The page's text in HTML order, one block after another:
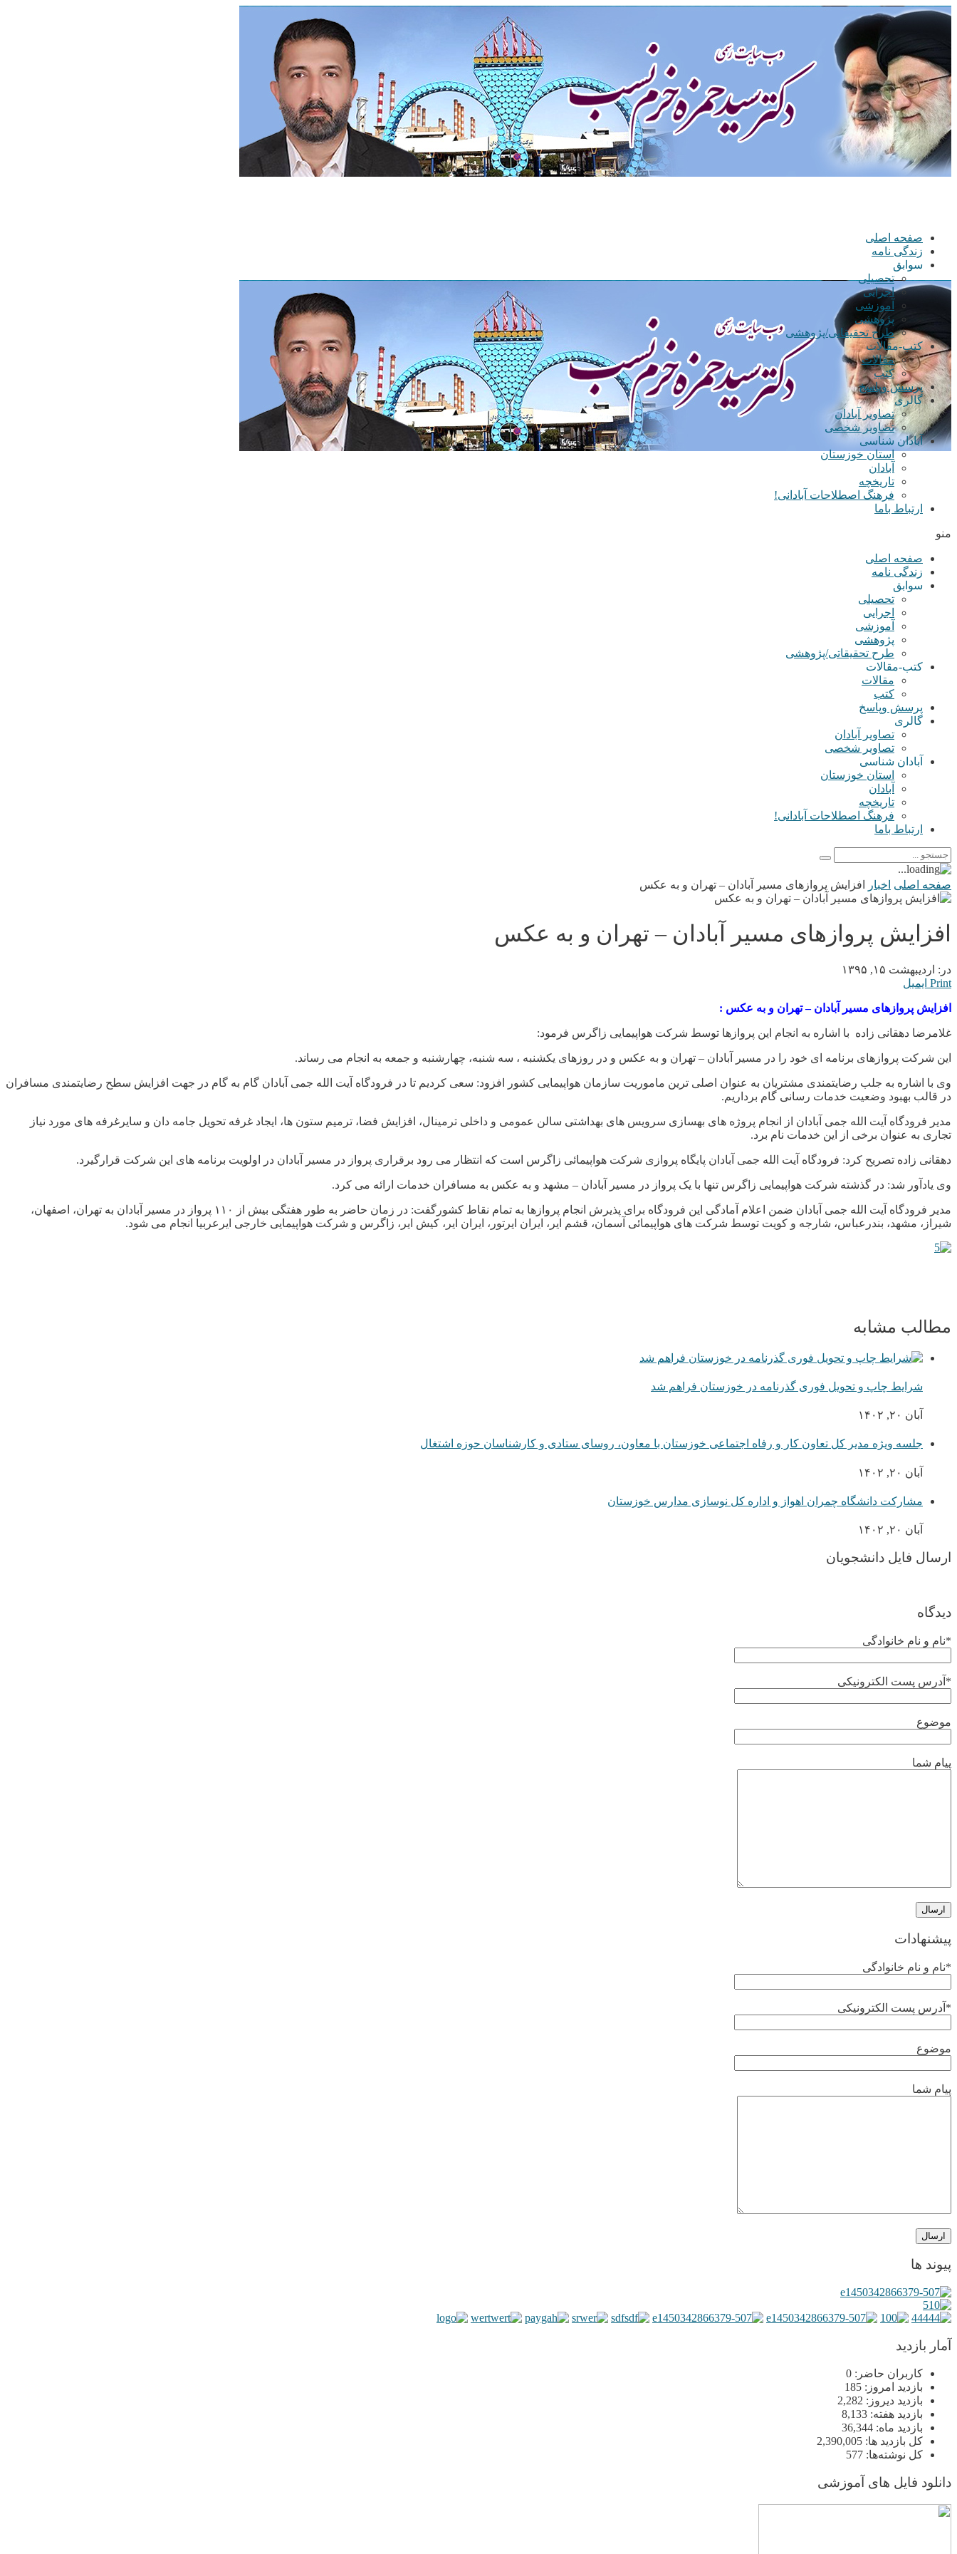
صفحه اصلی
زندگی نامه
سوابق
تحصیلی
اجرایی
آموزشی
پژوهشی
طرح تحقیقاتی/پژوهشی
کتب-مقالات
مقالات
کتب
پرسش وپاسخ
گالری
تصاویر آبادان
تصاویر شخصی
آبادان شناسی
استان خوزستان
آبادان
تاریخچه
فرهنگ اصطلاحات آبادانی!
ارتباط باما
منو
صفحه اصلی
زندگی نامه
سوابق
تحصیلی
اجرایی
آموزشی
پژوهشی
طرح تحقیقاتی/پژوهشی
کتب-مقالات
مقالات
کتب
پرسش وپاسخ
گالری
تصاویر آبادان
تصاویر شخصی
آبادان شناسی
استان خوزستان
آبادان
تاریخچه
فرهنگ اصطلاحات آبادانی!
ارتباط باما
صفحه اصلی اخبار افزایش پروازهای مسیر آبادان – تهران و به عکس
افزایش پروازهای مسیر آبادان – تهران و به عکس
در: اردیبهشت ۱۵, ۱۳۹۵
Print ایمیل
افزایش پروازهای مسیر آبادان – تهران و به عکس :
غلامرضا دهقانی زاده با اشاره به انجام این پروازها توسط شرکت هواپیمایی زاگرس فرمود:
این شرکت پروازهای برنامه ای خود را در مسیر آبادان – تهران و به عکس و در روزهای یکشنبه ، سه شنبه، چهارشنبه و جمعه به انجام می رساند.
وی با اشاره به جلب رضایتمندی مشتریان به عنوان اصلی ترین ماموریت سازمان هواپیمایی کشور افزود: سعی کردیم تا در فرودگاه آیت الله جمی آبادان گام به گام در جهت افزایش سطح رضایتمندی مسافران
در قالب بهبود وضعیت خدمات رسانی گام برداریم.
مدیر فرودگاه آیت الله جمی آبادان از انجام پروژه های بهسازی سرویس های بهداشتی سالن عمومی و داخلی ترمینال، افزایش فضا، ترمیم ستون ها، ایجاد غرفه تحویل جامه دان و سایرغرفه های مورد نیاز
تجاری به عنوان برخی از این خدمات نام برد.
دهقانی زاده تصریح کرد: فرودگاه آیت الله جمی آبادان پایگاه پروازی شرکت هواپیمائی زاگرس است که انتظار می رود برقراری پرواز در مسیر آبادان در اولویت برنامه های این شرکت قرارگيرد.
وی یادآور شد: در گذشته شرکت هواپیمایی زاگرس تنها با یک پرواز در مسیر آبادان – مشهد و به عکس به مسافران خدمات ارائه می کرد.
مدیر فرودگاه آیت الله جمی آبادان ضمن اعلام آمادگی این فرودگاه برای پذیرش انجام پروازها به تمام نقاط کشورگفت: در زمان حاضر به طور هفتگی بیش از ۱۱۰ پرواز در مسیر آبادان به تهران، اصفهان،
شیراز، مشهد، بندرعباس، شارجه و کویت توسط شرکت های هواپیمائی آسمان، قشم ایر، ایران ایرتور، ایران ایر، کیش ایر، زاگرس و شرکت هواپیمایی خارجی ایرعربیا انجام می شود.
مطالب مشابه
شرایط چاپ و تحویل فوری گذرنامه در خوزستان فراهم شد
آبان ۲۰, ۱۴۰۲
جلسه ویژه مدیر کل تعاون کار و رفاه اجتماعی خوزستان با معاون، روسای ستادی و کارشناسان حوزه اشتغال
آبان ۲۰, ۱۴۰۲
مشارکت دانشگاه چمران اهواز و اداره کل نوسازی مدارس خوزستان
آبان ۲۰, ۱۴۰۲
ارسال فایل دانشجویان
دیدگاه
*نام و نام خانوادگی
*آدرس پست الکترونیکی
موضوع
پیام شما
پیشنهادات
*نام و نام خانوادگی
*آدرس پست الکترونیکی
موضوع
پیام شما
پیوند ها
آمار بازدید
کاربران حاضر: 0
بازدید امروز: 185
بازدید دیروز: 2,282
بازدید هفته: 8,133
بازدید ماه: 36,344
کل بازدید ها: 2,390,005
کل نوشته‌ها: 577
دانلود فایل های آموزشی